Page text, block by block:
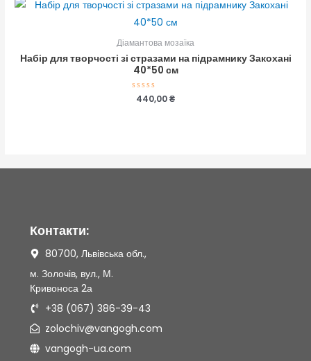
Діамантова мозаїка
Набір для творчості зі стразами на підрамнику Закохані
40*50 см
Оцінено
440,00₴
Контакти:
80700, Львівська обл.,
м. Золочів, вул., М.
Кривоноса 2а
+38 (067) 386-39-43
zolochiv@vangogh.com
vangogh-ua.com